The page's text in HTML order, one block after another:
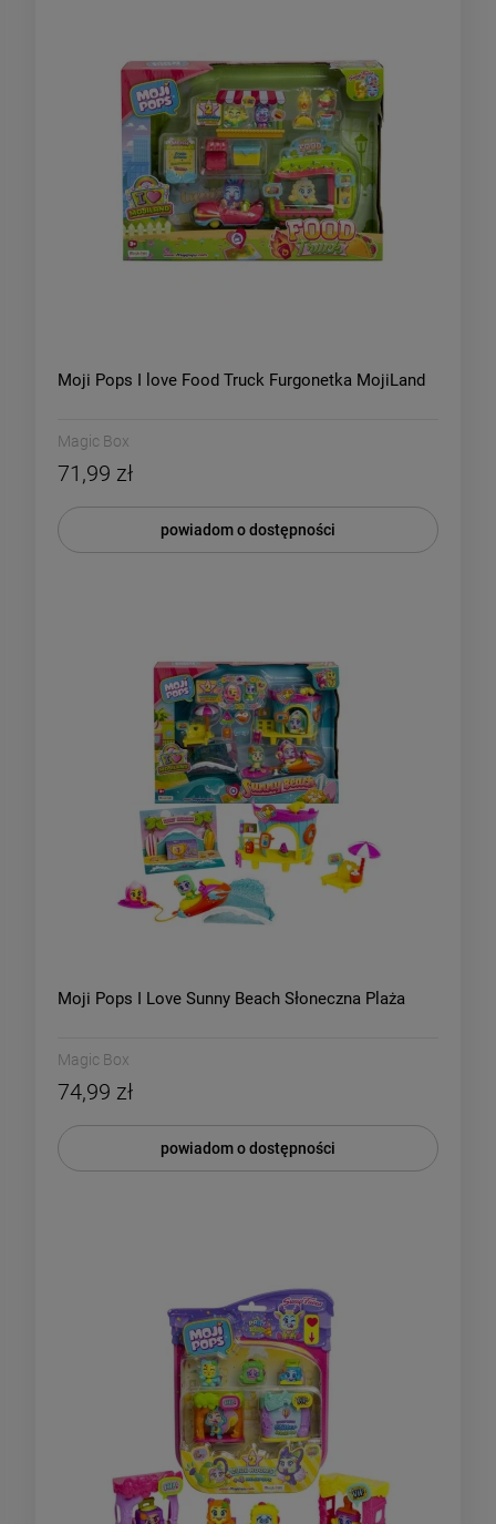
Moji Pops I love Food Truck Furgonetka MojiLand
Magic Box
71,99 zł
powiadom o dostępności
Moji Pops I Love Sunny Beach Słoneczna Plaża
Magic Box
74,99 zł
powiadom o dostępności